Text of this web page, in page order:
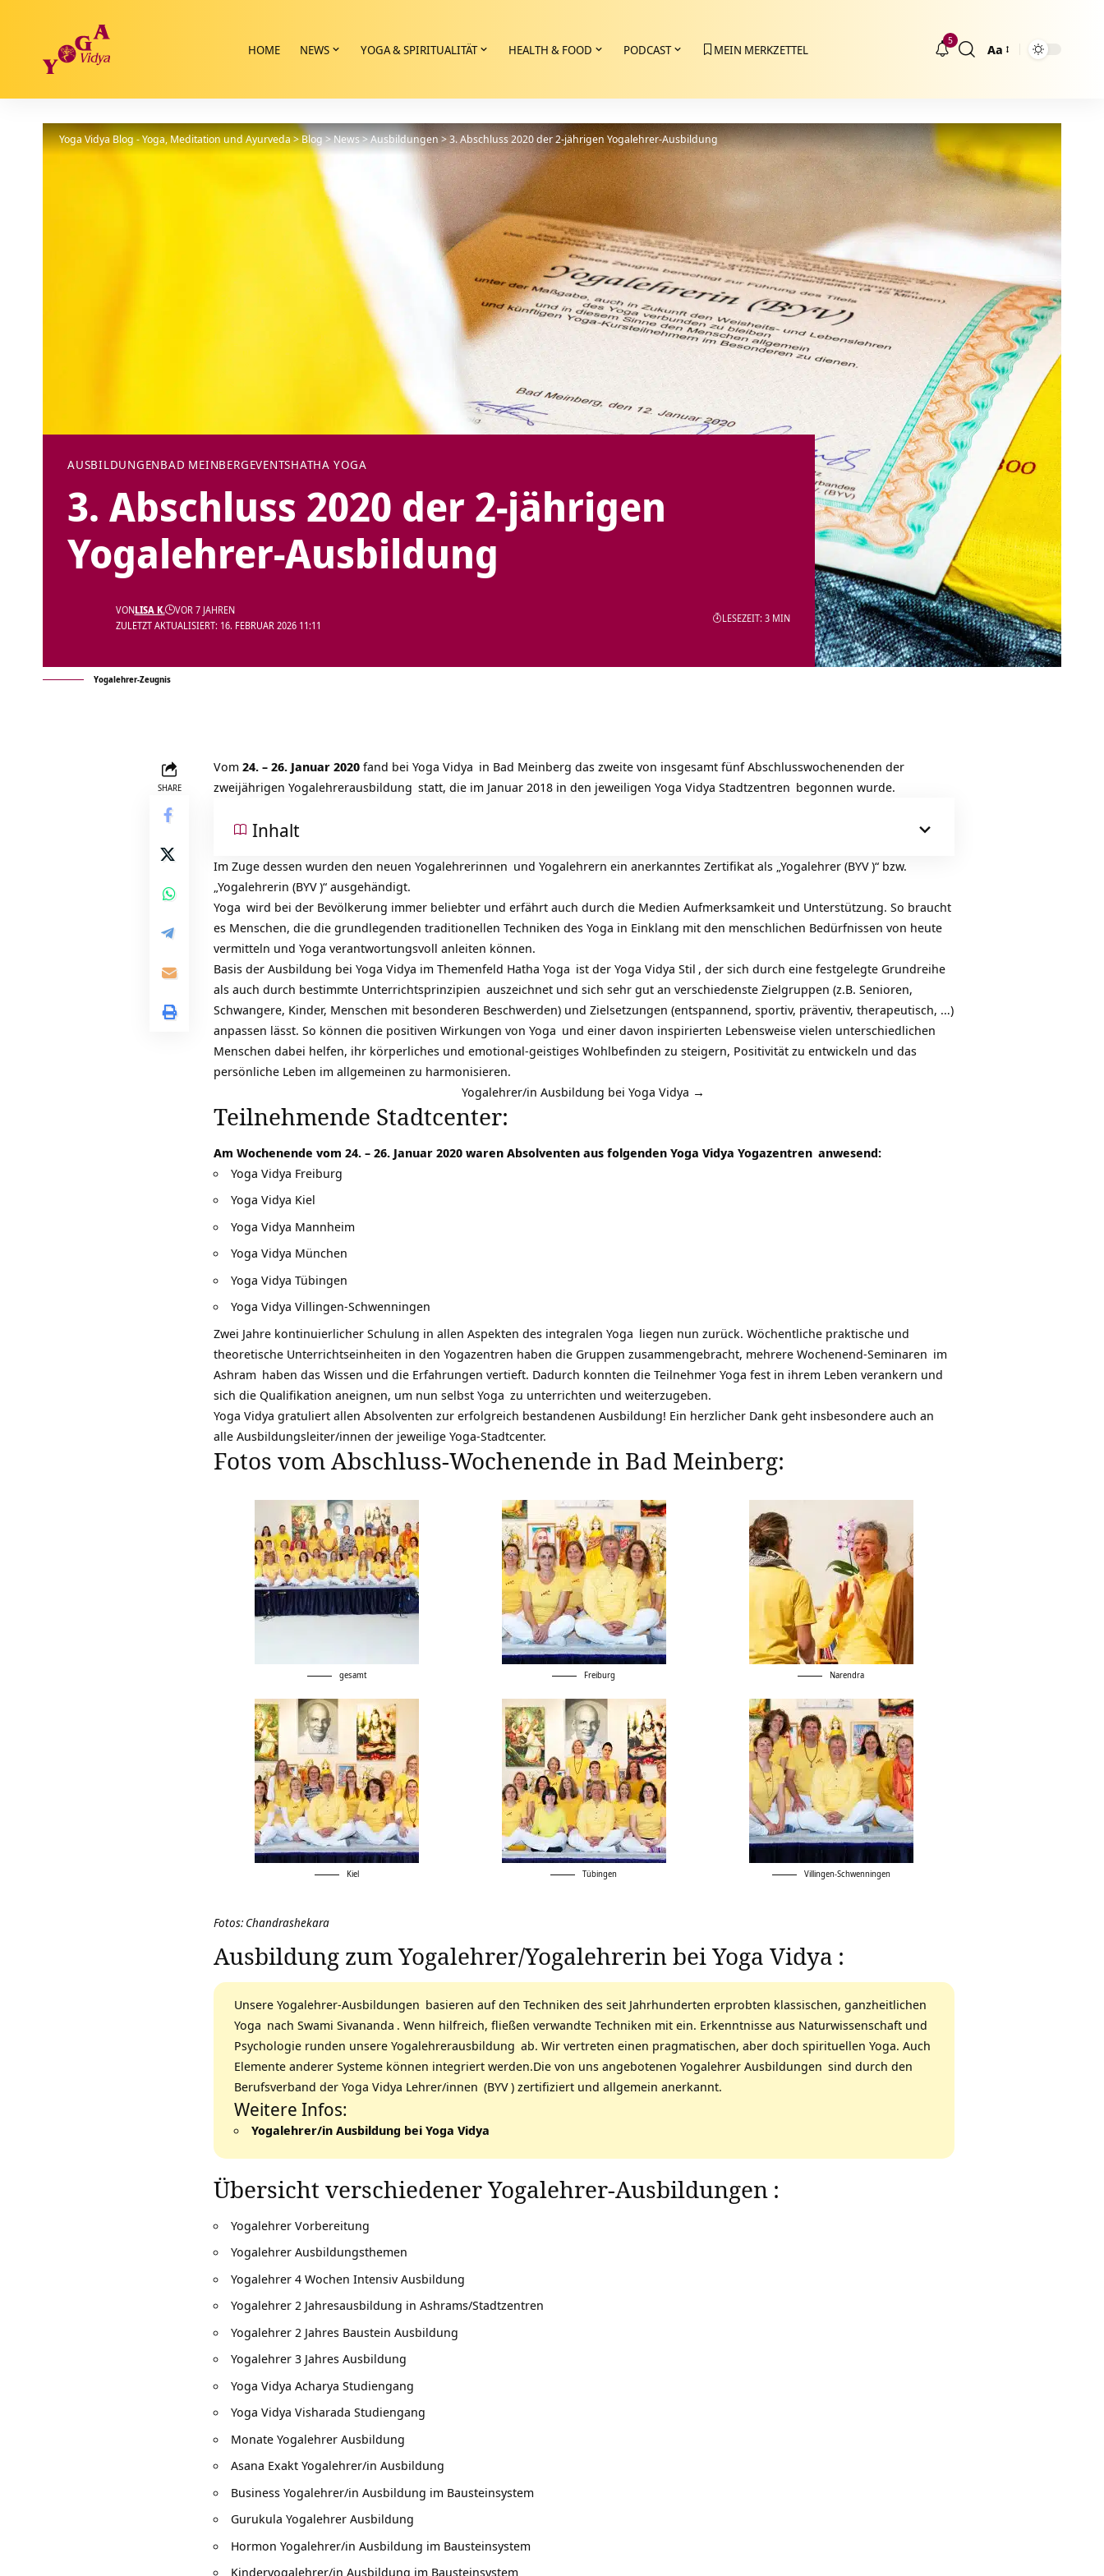
HOME NEWS YOGA & SPIRITUALITÄT HEALTH & FOOD PODCAST MEIN MERKZETTEL
5
Größenänderung
Aa
Yoga Vidya Blog - Yoga, Meditation und Ayurveda>Blog>News>Ausbildungen>3. Abschluss 2020 der 2-jährigen Yogalehrer-Ausbildung
AUSBILDUNGENBAD MEINBERGEVENTSHATHA YOGA
3. Abschluss 2020 der 2-jährigen
Yogalehrer-Ausbildung
ZULETZT AKTUALISIERT: 16. FEBRUAR 2026 11:11
VONLISA K. VOR 7 JAHREN
LESEZEIT: 3 MIN
Yogalehrer-Zeugnis
SHARE
Vom 24. – 26. Januar 2020 fand bei Yoga Vidya in Bad Meinberg das zweite von insgesamt fünf Abschlusswochenenden der
zweijährigen Yogalehrerausbildung statt, die im Januar 2018 in den jeweiligen Yoga Vidya Stadtzentren begonnen wurde.
Inhalt
Im Zuge dessen wurden den neuen Yogalehrerinnen und Yogalehrern ein anerkanntes Zertifikat als „Yogalehrer (BYV)“ bzw.
„Yogalehrerin (BYV)“ ausgehändigt.
Yoga wird bei der Bevölkerung immer beliebter und erfährt auch durch die Medien Aufmerksamkeit und Unterstützung. So braucht
es Menschen, die die grundlegenden traditionellen Techniken des Yoga in Einklang mit den menschlichen Bedürfnissen von heute
vermitteln und Yoga verantwortungsvoll anleiten können.
Basis der Ausbildung bei Yoga Vidya im Themenfeld Hatha Yoga ist der Yoga Vidya Stil , der sich durch eine festgelegte Grundreihe
als auch durch bestimmte Unterrichtsprinzipien auszeichnet und sich sehr gut an verschiedenste Zielgruppen (z.B. Senioren,
Schwangere, Kinder, Menschen mit besonderen Beschwerden) und Zielsetzungen (entspannend, sportiv, präventiv, therapeutisch, …)
anpassen lässt. So können die positiven Wirkungen von Yoga und einer davon inspirierten Lebensweise vielen unterschiedlichen
Menschen dabei helfen, ihr körperliches und emotional-geistiges Wohlbefinden zu steigern, Positivität zu entwickeln und das
persönliche Leben im allgemeinen zu harmonisieren.
Yogalehrer/in Ausbildung bei Yoga Vidya →
Teilnehmende Stadtcenter:
Am Wochenende vom 24. – 26. Januar 2020 waren Absolventen aus folgenden Yoga Vidya Yogazentren anwesend:
Yoga Vidya Freiburg
Yoga Vidya Kiel
Yoga Vidya Mannheim
Yoga Vidya München
Yoga Vidya Tübingen
Yoga Vidya Villingen-Schwenningen
Zwei Jahre kontinuierlicher Schulung in allen Aspekten des integralen Yoga liegen nun zurück. Wöchentliche praktische und
theoretische Unterrichtseinheiten in den Yogazentren haben die Gruppen zusammengebracht, mehrere Wochenend-Seminaren im
Ashram haben das Wissen und die Erfahrungen vertieft. Dadurch konnten die Teilnehmer Yoga fest in ihrem Leben verankern und
sich die Qualifikation aneignen, um nun selbst Yoga zu unterrichten und weiterzugeben.
Yoga Vidya gratuliert allen Absolventen zur erfolgreich bestandenen Ausbildung! Ein herzlicher Dank geht insbesondere auch an
alle Ausbildungsleiter/innen der jeweilige Yoga-Stadtcenter.
Fotos vom Abschluss-Wochenende in Bad Meinberg:
gesamt Freiburg Narendra
Kiel Tübingen Villingen-Schwenningen
Fotos: Chandrashekara
Ausbildung zum Yogalehrer/Yogalehrerin bei Yoga Vidya :
Unsere Yogalehrer-Ausbildungen basieren auf den Techniken des seit Jahrhunderten erprobten klassischen, ganzheitlichen
Yoga nach Swami Sivananda . Wenn hilfreich, fließen verwandte Techniken mit ein. Erkenntnisse aus Naturwissenschaft und
Psychologie runden unsere Yogalehrerausbildung ab. Wir vertreten einen pragmatischen, aber doch spirituellen Yoga. Auch
Elemente anderer Systeme können integriert werden.Die von uns angebotenen Yogalehrer Ausbildungen sind durch den
Berufsverband der Yoga Vidya Lehrer/innen (BYV) zertifiziert und allgemein anerkannt.
Weitere Infos:
Yogalehrer/in Ausbildung bei Yoga Vidya
Übersicht verschiedenerYogalehrer-Ausbildungen :
Yogalehrer Vorbereitung
Yogalehrer Ausbildungsthemen
Yogalehrer 4 Wochen Intensiv Ausbildung
Yogalehrer 2 Jahresausbildung in Ashrams/Stadtzentren
Yogalehrer 2 Jahres Baustein Ausbildung
Yogalehrer 3 Jahres Ausbildung
Yoga Vidya Acharya Studiengang
Yoga Vidya Visharada Studiengang
Monate Yogalehrer Ausbildung
Asana Exakt Yogalehrer/in Ausbildung
Business Yogalehrer/in Ausbildung im Bausteinsystem
Gurukula Yogalehrer Ausbildung
Hormon Yogalehrer/in Ausbildung im Bausteinsystem
Kinderyogalehrer/in Ausbildung im Bausteinsystem